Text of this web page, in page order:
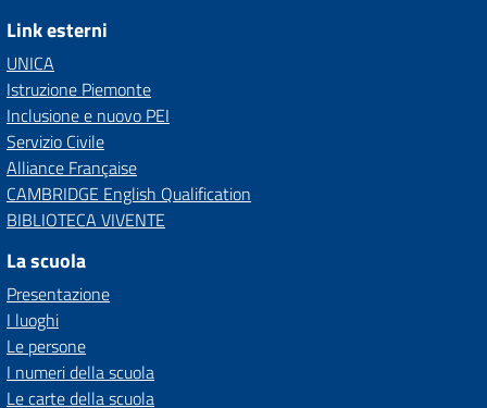
Link esterni
UNICA
Istruzione Piemonte
Inclusione e nuovo PEI
Servizio Civile
Alliance Française
CAMBRIDGE English Qualification
BIBLIOTECA VIVENTE
La scuola
Presentazione
I luoghi
Le persone
I numeri della scuola
Le carte della scuola